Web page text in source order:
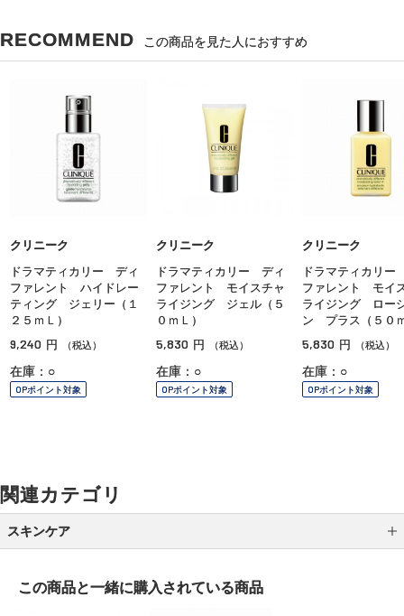
RECOMMEND この商品を見た人におすすめ
クリニーク
ドラマティカリー ディ
ファレント ハイドレー
ティング ジェリー（１
２５ｍＬ）
9,240 円 （税込）
在庫：○
OPポイント対象
クリニーク
ドラマティカリー ディ
ファレント モイスチャ
ライジング ジェル（５
０ｍＬ）
5,830 円 （税込）
在庫：○
OPポイント対象
クリニーク
ドラマティカリ
ファレント モイ
ライジング ロー
ン プラス（５０
5,830 円 （税込）
在庫：○
OPポイント対象
関連カテゴリ
スキンケア
この商品と一緒に購入されている商品